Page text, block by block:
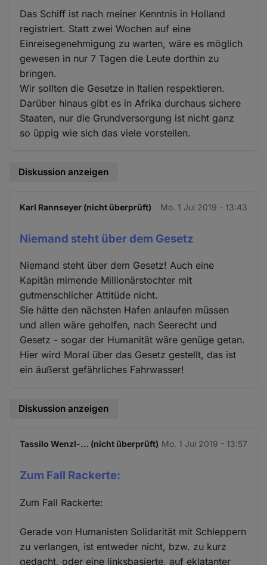
Das Schiff ist nach meiner Kenntnis in Holland
registriert. Statt zwei Wochen auf eine
Einreisegenehmigung zu warten, wäre es möglich
gewesen in nur 7 Tagen die Leute dorthin zu
bringen.
Wir sollten die Gesetze in Italien respektieren.
Darüber hinaus gibt es in Afrika durchaus sichere
Staaten, nur die Grundversorgung ist nicht ganz
so üppig wie sich das viele vorstellen.
Diskussion anzeigen
Karl Rannseyer (nicht überprüft) Mo. 1 Jul 2019 - 13:43
Niemand steht über dem Gesetz
Niemand steht über dem Gesetz! Auch eine
Kapitän mimende Millionärstochter mit
gutmenschlicher Attitüde nicht.
Sie hätte den nächsten Hafen anlaufen müssen
und allen wäre geholfen, nach Seerecht und
Gesetz - sogar der Humanität wäre genüge getan.
Hier wird Moral über das Gesetz gestellt, das ist
ein äußerst gefährliches Fahrwasser!
Diskussion anzeigen
Tassilo Wenzl-… (nicht überprüft) Mo. 1 Jul 2019 - 13:57
Zum Fall Rackerte:
Zum Fall Rackerte:
Gerade von Humanisten Solidarität mit Schleppern
zu verlangen, ist entweder nicht, bzw. zu kurz
gedacht, oder eine linksbasierte, auf eklatanter